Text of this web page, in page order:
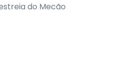
do Mecão